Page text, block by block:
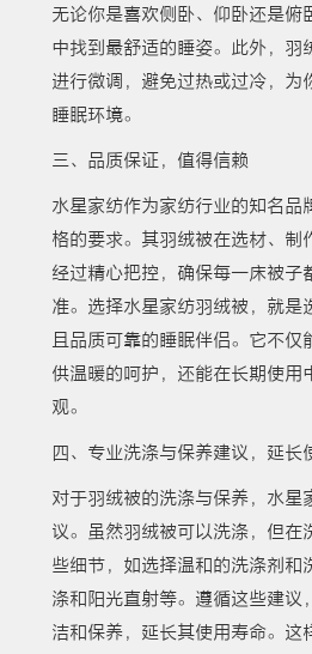
无论你是喜欢侧卧、仰卧还是俯
中找到最舒适的睡姿。此外，羽
进行微调，避免过热或过冷，为
睡眠环境。
三、品质保证，值得信赖
水星家纺作为家纺行业的知名品
格的要求。其羽绒被在选材、制
经过精心把控，确保每一床被子
准。选择水星家纺羽绒被，就是
且品质可靠的睡眠伴侣。它不仅
供温暖的呵护，还能在长期使用
观。
四、专业洗涤与保养建议，延长
对于羽绒被的洗涤与保养，水星
议。虽然羽绒被可以洗涤，但在
些细节，如选择温和的洗涤剂和
涤和阳光直射等。遵循这些建议
洁和保养，延长其使用寿命。这